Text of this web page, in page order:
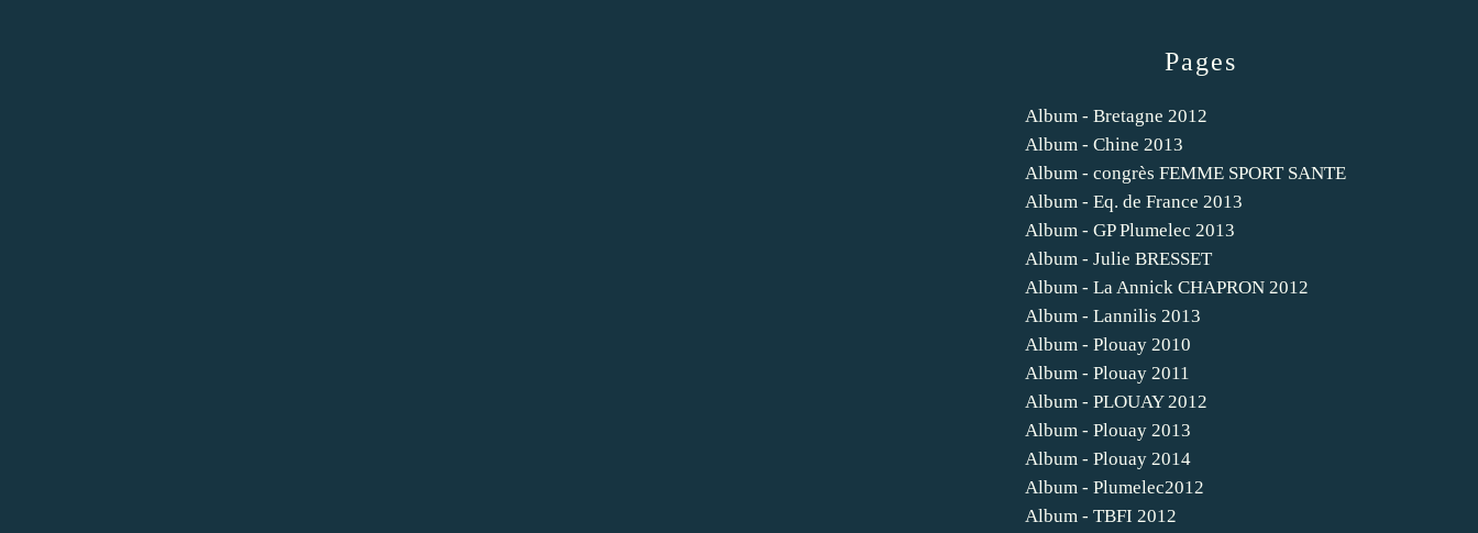
Pages
Album - Bretagne 2012
Album - Chine 2013
Album - congrès FEMME SPORT SANTE
Album - Eq. de France 2013
Album - GP Plumelec 2013
Album - Julie BRESSET
Album - La Annick CHAPRON 2012
Album - Lannilis 2013
Album - Plouay 2010
Album - Plouay 2011
Album - PLOUAY 2012
Album - Plouay 2013
Album - Plouay 2014
Album - Plumelec2012
Album - TBFI 2012